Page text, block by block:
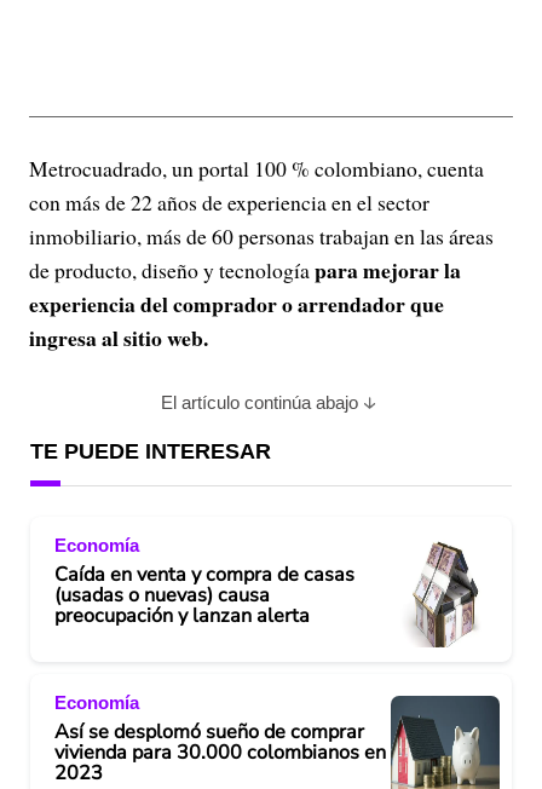
Metrocuadrado, un portal 100 % colombiano, cuenta
con más de 22 años de experiencia en el sector
inmobiliario, más de 60 personas trabajan en las áreas
de producto, diseño y tecnologíapara mejorar la
experiencia del comprador o arrendador que
ingresa al sitio web.
El artículo continúa abajo
TE PUEDE INTERESAR
Economía
Caída en venta y compra de casas
(usadas o nuevas) causa
preocupación y lanzan alerta
Economía
Así se desplomó sueño de comprar
vivienda para 30.000 colombianos en
2023